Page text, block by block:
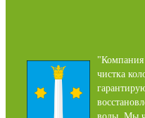
"Компания
чистка